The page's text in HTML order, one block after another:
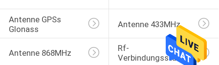
Antenne GPSs
Glonass
Antenne 433MHz
Antenne 868MHz
Rf-
Verbindungsstücke